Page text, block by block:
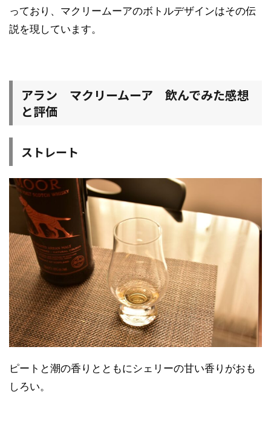
っており、マクリームーアのボトルデザインはその伝
説を現しています。
アラン マクリームーア 飲んでみた感想
と評価
ストレート
ピートと潮の香りとともにシェリーの甘い香りがおも
しろい。